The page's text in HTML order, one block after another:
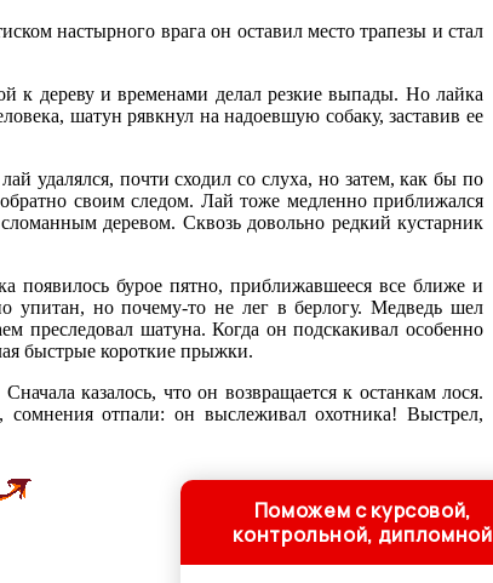
настырного врага он оставил место трапезы и стал
к дереву и временами делал резкие выпады. Но лайка
шатун рявкнул на надоевшую собаку, заставив ее
удалялся, почти сходил со слуха, но затем, как бы по
обратно своим следом. Лай тоже медленно приближался
деревом. Сквозь довольно редкий кустарник
появилось бурое пятно, приближавшееся все ближе и
упитан, но почему-то не лег в берлогу. Медведь шел
преследовал шатуна. Когда он подскакивал особенно
быстрые короткие прыжки.
казалось, что он возвращается к останкам лося.
отпали: он выслеживал охотника! Выстрел,
Поможем с курсовой,
контрольной, дипломной